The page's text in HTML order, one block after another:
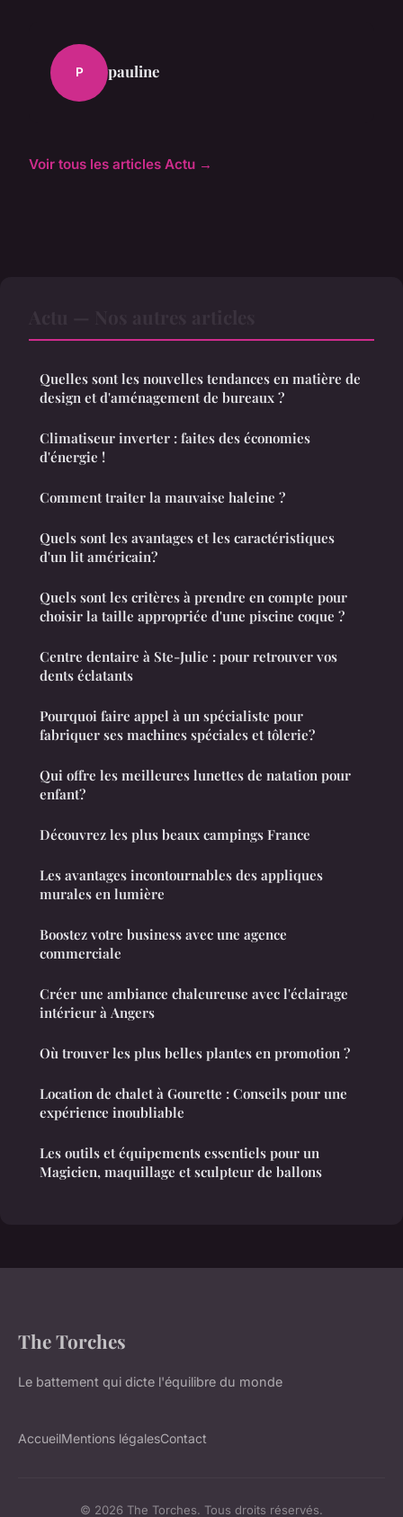
P pauline
Voir tous les articles Actu →
Quelles sont les nouvelles tendances en matière de
design et d'aménagement de bureaux ?
Climatiseur inverter : faites des économies
d'énergie !
Comment traiter la mauvaise haleine ?
Quels sont les avantages et les caractéristiques
d'un lit américain?
Quels sont les critères à prendre en compte pour
choisir la taille appropriée d'une piscine coque ?
Centre dentaire à Ste-Julie : pour retrouver vos
dents éclatants
Pourquoi faire appel à un spécialiste pour
fabriquer ses machines spéciales et tôlerie?
Qui offre les meilleures lunettes de natation pour
enfant?
Découvrez les plus beaux campings France
Les avantages incontournables des appliques
murales en lumière
Boostez votre business avec une agence
commerciale
Créer une ambiance chaleureuse avec l'éclairage
intérieur à Angers
Où trouver les plus belles plantes en promotion ?
Location de chalet à Gourette : Conseils pour une
expérience inoubliable
Les outils et équipements essentiels pour un
Magicien, maquillage et sculpteur de ballons
The Torches
Le battement qui dicte l'équilibre du monde
AccueilMentions légalesContact
© 2026 The Torches. Tous droits réservés.